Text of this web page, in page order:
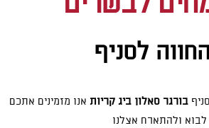
לסניף
בורגר סאלון ביג קריות אנו מזמינים אתכם
לבוא ולהתארח אצלנו